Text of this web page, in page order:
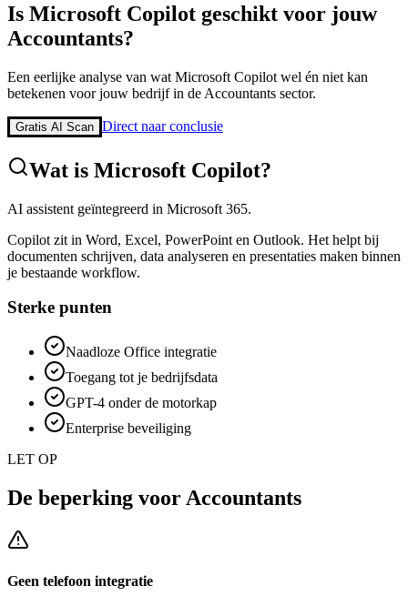
Is Microsoft Copilot geschikt voor jouw
Accountants?
Een eerlijke analyse van wat Microsoft Copilot wel én niet kan
betekenen voor jouw bedrijf in de Accountants sector.
Gratis AI Scan Direct naar conclusie
Wat is Microsoft Copilot?
AI assistent geïntegreerd in Microsoft 365.
Copilot zit in Word, Excel, PowerPoint en Outlook. Het helpt bij
documenten schrijven, data analyseren en presentaties maken binnen
je bestaande workflow.
Sterke punten
Naadloze Office integratie
Toegang tot je bedrijfsdata
GPT-4 onder de motorkap
Enterprise beveiliging
LET OP
De beperking voor Accountants
Geen telefoon integratie